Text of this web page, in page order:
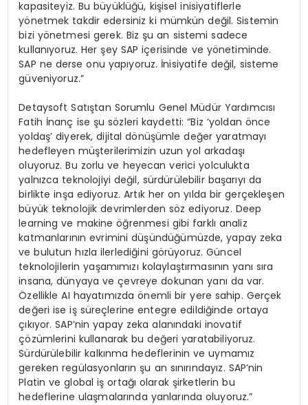
kapasiteyiz. Bu büyüklüğü, kişisel inisiyatiflerle
yönetmek takdir edersiniz ki mümkün değil. Sistemin
bizi yönetmesi gerek. Biz şu an sistemi sadece
kullanıyoruz. Her şey SAP içerisinde ve yönetiminde.
SAP ne derse onu yapıyoruz. İnisiyatife değil, sisteme
güveniyoruz.”
Detaysoft Satıştan Sorumlu Genel Müdür Yardımcısı
Fatih İnanç ise şu sözleri kaydetti: “Biz ‘yoldan önce
yoldaş’ diyerek, dijital dönüşümle değer yaratmayı
hedefleyen müşterilerimizin uzun yol arkadaşı
oluyoruz. Bu zorlu ve heyecan verici yolculukta
yalnızca teknolojiyi değil, sürdürülebilir başarıyı da
birlikte inşa ediyoruz. Artık her on yılda bir gerçekleşen
büyük teknolojik devrimlerden söz ediyoruz. Deep
learning ve makine öğrenmesi gibi farklı analiz
katmanlarının evrimini düşündüğümüzde, yapay zeka
ve bulutun hızla ilerlediğini görüyoruz. Güncel
teknolojilerin yaşamımızı kolaylaştırmasının yanı sıra
insana, dünyaya ve çevreye dokunan yanı da var.
Özellikle AI hayatımızda önemli bir yere sahip. Gerçek
değeri ise iş süreçlerine entegre edildiğinde ortaya
çıkıyor. SAP’nin yapay zeka alanındaki inovatif
çözümlerini kullanarak bu değeri yaratabiliyoruz.
Sürdürülebilir kalkınma hedeflerinin ve uymamız
gereken regülasyonların şu an sınırındayız. SAP’nin
Platin ve global iş ortağı olarak şirketlerin bu
hedeflerine ulaşmalarında yanlarında oluyoruz.”